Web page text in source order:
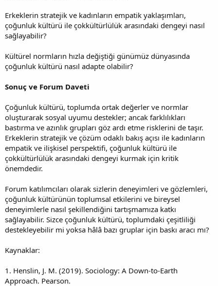
Erkeklerin stratejik ve kadınların empatik yaklaşımları,
çoğunluk kültürü ile çokkültürlülük arasındaki dengeyi nasıl
sağlayabilir?
Kültürel normların hızla değiştiği günümüz dünyasında
çoğunluk kültürü nasıl adapte olabilir?
Sonuç ve Forum Daveti
Çoğunluk kültürü, toplumda ortak değerler ve normlar
oluşturarak sosyal uyumu destekler; ancak farklılıkları
bastırma ve azınlık grupları göz ardı etme risklerini de taşır.
Erkeklerin stratejik ve çözüm odaklı bakış açısı ile kadınların
empatik ve ilişkisel perspektifi, çoğunluk kültürü ile
çokkültürlülük arasındaki dengeyi kurmak için kritik
önemdedir.
Forum katılımcıları olarak sizlerin deneyimleri ve gözlemleri,
çoğunluk kültürünün toplumsal etkilerini ve bireysel
deneyimlerle nasıl şekillendiğini tartışmamıza katkı
sağlayabilir. Sizce çoğunluk kültürü, toplumdaki çeşitliliği
destekleyebilir mi yoksa hâlâ bazı gruplar için baskı aracı mı?
Kaynaklar:
1. Henslin, J. M. (2019). Sociology: A Down-to-Earth
Approach. Pearson.